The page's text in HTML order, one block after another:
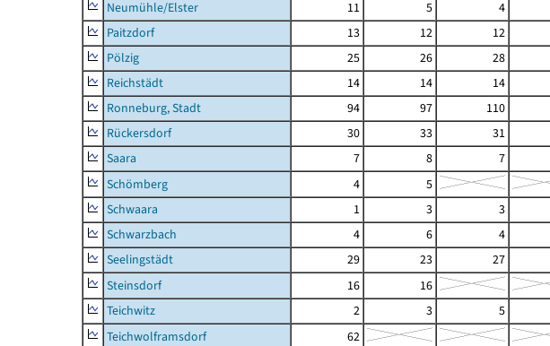
Neumühle/Elster
11 5 4
Paitzdorf
13 12 12
Pölzig
25 26 28
Reichstädt
14 14 14
Ronneburg, Stadt
94 97 110
Rückersdorf
30 33 31
Saara
7 8 7
Schömberg
4
5
Schwaara
1 3 3
Schwarzbach
4 6 4
Seelingstädt
29 23 27
Steinsdorf
16
16
Teichwitz
2 3 5
Teichwolframsdorf
62